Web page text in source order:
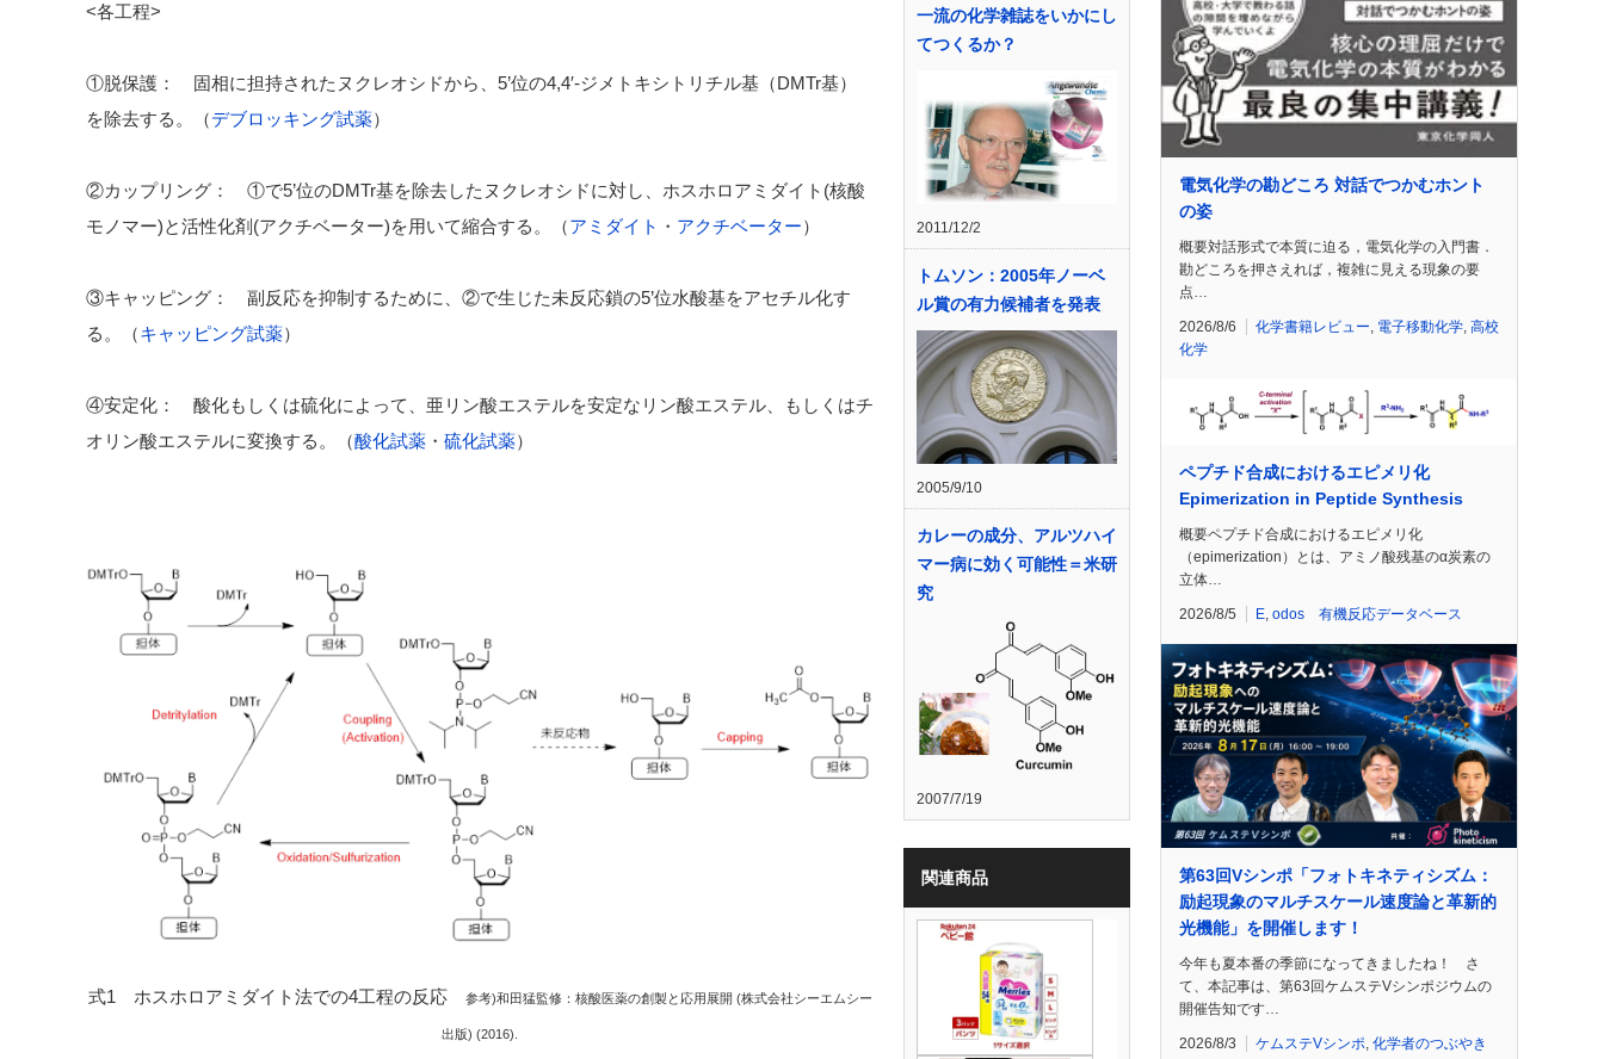
<各工程>
①脱保護： 固相に担持されたヌクレオシドから、5’位の4,4′-ジメトキシトリチル基（DMTr基）
を除去する。（デブロッキング試薬）
②カップリング： ①で5’位のDMTr基を除去したヌクレオシドに対し、ホスホロアミダイト(核酸
モノマー)と活性化剤(アクチベーター)を用いて縮合する。（アミダイト ・ アクチベーター）
③キャッピング： 副反応を抑制するために、②で生じた未反応鎖の5’位水酸基をアセチル化す
る。（キャッピング試薬）
④安定化： 酸化もしくは硫化によって、亜リン酸エステルを安定なリン酸エステル、もしくはチ
オリン酸エステルに変換する。（酸化試薬 ・ 硫化試薬）
式1 ホスホロアミダイト法での4工程の反応 参考)和田猛監修：核酸医薬の創製と応用展開 (株式会社シーエムシー
出版) (2016).
一流の化学雑誌をいかにし
てつくるか？
2011/12/2
トムソン：2005年ノーベ
ル賞の有力候補者を発表
2005/9/10
カレーの成分、アルツハイ
マー病に効く可能性＝米研
究
2007/7/19
関連商品
電気化学の勘どころ 対話でつかむホント
の姿
概要対話形式で本質に迫る，電気化学の入門書．
勘どころを押さえれば，複雑に見える現象の要
点…
2026/8/6 化学書籍レビュー 電子移動化学 高校
化学
ペプチド合成におけるエピメリ化
Epimerization in Peptide Synthesis
概要ペプチド合成におけるエピメリ化
（epimerization）とは、アミノ酸残基のα炭素の
立体…
2026/8/5 E odos 有機反応データベース
第63回Vシンポ「フォトキネティシズム：
励起現象のマルチスケール速度論と革新的
光機能」を開催します！
今年も夏本番の季節になってきましたね！ さ
て、本記事は、第63回ケムステVシンポジウムの
開催告知です…
2026/8/3 ケムステVシンポ, 化学者のつぶやき